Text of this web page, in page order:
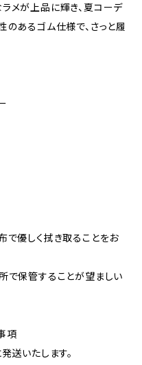
メが上品に輝き、夏コーデ
のあるゴム仕様で、さっと履
で優しく拭き取ることをお
で保管することが望ましい
項
送いたします。